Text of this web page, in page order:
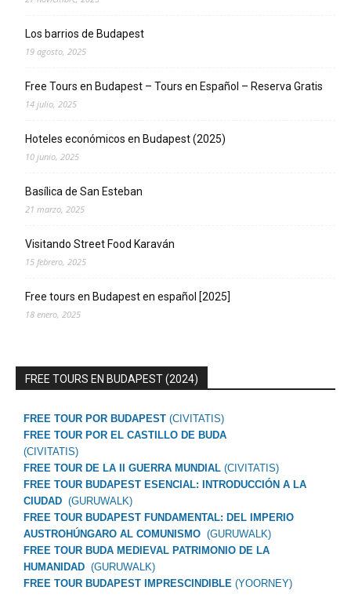
Los barrios de Budapest
19 agosto, 2025
Free Tours en Budapest – Tours en Español – Reserva Gratis
14 julio, 2025
Hoteles económicos en Budapest (2025)
10 junio, 2025
Basílica de San Esteban
21 marzo, 2025
Visitando Street Food Karaván
15 febrero, 2025
Free tours en Budapest en español [2025]
18 enero, 2025
FREE TOURS EN BUDAPEST (2024)
FREE TOUR POR BUDAPEST (CIVITATIS)
FREE TOUR POR EL CASTILLO DE BUDA
(CIVITATIS)
FREE TOUR DE LA II GUERRA MUNDIAL (CIVITATIS)
FREE TOUR BUDAPEST ESENCIAL: INTRODUCCIÓN A LA
CIUDAD (GURUWALK)
FREE TOUR BUDAPEST FUNDAMENTAL: DEL IMPERIO
AUSTROHÚNGARO AL COMUNISMO (GURUWALK)
FREE TOUR BUDA MEDIEVAL PATRIMONIO DE LA
HUMANIDAD (GURUWALK)
FREE TOUR BUDAPEST IMPRESCINDIBLE (YOORNEY)